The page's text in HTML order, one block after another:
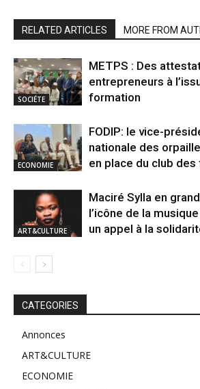
RELATED ARTICLES MORE FROM
SOCIÉTE
METPS : Des
entrepreneurs à
formation
ECONOMIE
FODIP: le vice-
nationale des
en place du club des
ART&CULTURE
Maciré Sylla en
l’icône de la
un appel à la
CATEGORIES
Annonces
ART&CULTURE
ECONOMIE